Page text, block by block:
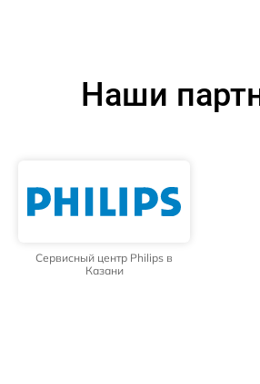
Наши
Сервисный центр Philips в
Казани